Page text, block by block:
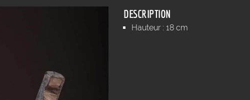
DESCRIPTION
Hauteur : 18 cm